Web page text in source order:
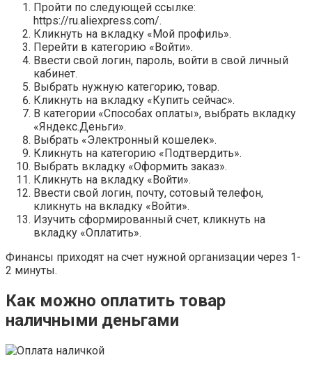
Пройти по следующей ссылке:
https://ru.aliexpress.com/.
Кликнуть на вкладку «Мой профиль».
Перейти в категорию «Войти».
Ввести свой логин, пароль, войти в свой личный
кабинет.
Выбрать нужную категорию, товар.
Кликнуть на вкладку «Купить сейчас».
В категории «Способах оплаты», выбрать вкладку
«Яндекс.Деньги».
Выбрать «Электронный кошелек».
Кликнуть на категорию «Подтвердить».
Выбрать вкладку «Оформить заказ».
Кликнуть на вкладку «Войти».
Ввести свой логин, почту, сотовый телефон,
кликнуть на вкладку «Войти».
Изучить сформированный счет, кликнуть на
вкладку «Оплатить».
Финансы приходят на счет нужной организации через 1-
2 минуты.
Как можно оплатить товар
наличными деньгами